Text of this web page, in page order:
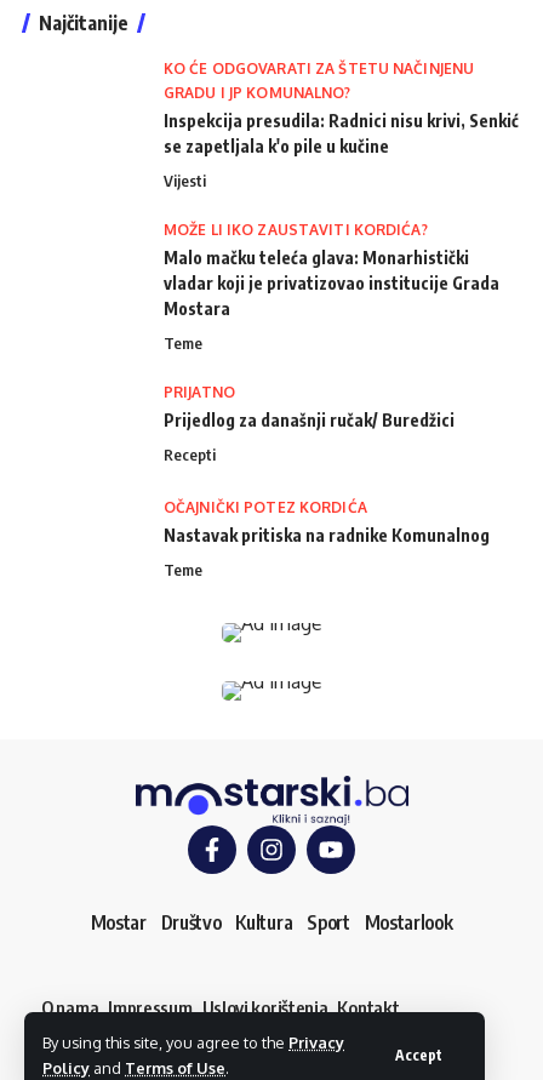
By using this site, you agree to the Privacy
Policy and Terms of Use.
Accept
Najčitanije
KO ĆE ODGOVARATI ZA ŠTETU NAČINJENU
GRADU I JP KOMUNALNO?
Inspekcija presudila: Radnici nisu krivi, Senkić
se zapetljala k'o pile u kučine
Vijesti
MOŽE LI IKO ZAUSTAVITI KORDIĆA?
Malo mačku teleća glava: Monarhistički
vladar koji je privatizovao institucije Grada
Mostara
Teme
PRIJATNO
Prijedlog za današnji ručak/ Buredžici
Recepti
OČAJNIČKI POTEZ KORDIĆA
Nastavak pritiska na radnike Komunalnog
Teme
Mostar Društvo Kultura Sport Mostarlook
O nama Impressum Uslovi korištenja Kontakt
Dojavi vijest
© mostarski.ba. Sva prava pridržana